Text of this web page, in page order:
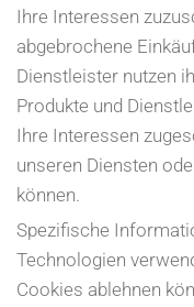
Ihre Interessen
abgebrochene
Dienstleister nutzen
Produkte und
Ihre Interessen
unseren Diensten
können.
Spezifische
Technologien
Cookies ablehnen